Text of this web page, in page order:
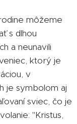
môžeme
s dlhou
a neunavili
ktorý je
v
je symbolom aj
sviec, čo je
"Kristus,